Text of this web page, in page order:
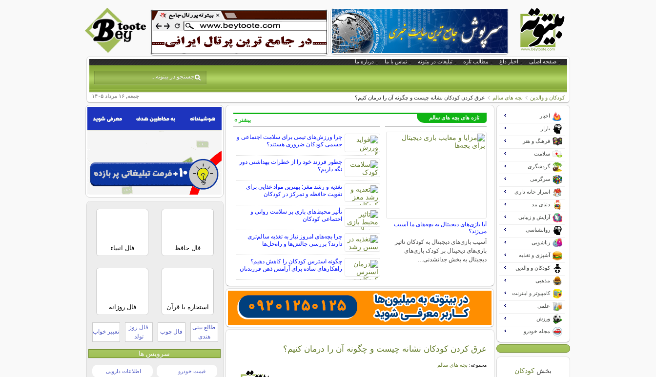
صفحه اصلی اخبار داغ مطالب تازه تبلیغات در بیتوته تماس با ما درباره ما
جمعه, ۱۶ مرداد ۱۴۰۵ کودکان و والدین بچه های سالم عرق کردن کودکان نشانه چیست و چگونه آن را درمان کنیم؟
تازه های بچه های سالم
آیا بازی‌های دیجیتال به بچه‌های ما آسیب
می‌زند؟
آسیب بازی‌های دیجیتال به کودکان تاثیر
بازی‌های دیجیتال بر کودک بازی‌های
دیجیتال به بخش جدانشدنی…
چرا ورزش‌های تیمی برای سلامت اجتماعی و
جسمی کودکان ضروری هستند؟
چطور فرزند خود را از خطرات بهداشتی دور
نگه داریم؟
تغذیه و رشد مغز: بهترین مواد غذایی برای
تقویت حافظه و تمرکز در کودکان
تأثیر محیط‌های بازی بر سلامت روانی و
اجتماعی کودکان
چرا بچه‌های امروز نیاز به تغذیه سالم‌تری
دارند؟ بررسی چالش‌ها و راه‌حل‌ها
چگونه استرس کودکان را کاهش دهیم؟
راهکارهای ساده برای آرامش ذهن فرزندتان
بیشتر »
عرق کردن کودکان نشانه چیست و چگونه آن را درمان کنیم؟
مجموعه: بچه های سالم
اخبار
بازار
فرهنگ و هنر
سلامت
گردشگری
سرگرمی
اسرار خانه داری
دنیای مد
آرایش و زیبایی
روانشناسی
زناشویی
آشپزی و تغذیه
کودکان و والدین
مذهبی
کامپیوتر و اینترنت
علمی
ورزش
مجله خودرو
بخش کودکان
فال حافظ فال انبیاء
استخاره با قرآن فال روزانه
طالع بینی
هندی
فال چوب
فال روز
تولد
تعبیر خواب
سرویس ها
قیمت خودرو اطلاعات دارویی